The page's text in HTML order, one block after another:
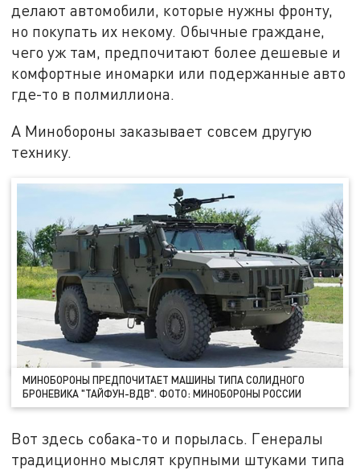
делают автомобили, которые нужны фронту,
но покупать их некому. Обычные граждане,
чего уж там, предпочитают более дешевые и
комфортные иномарки или подержанные авто
где-то в полмиллиона.
А Минобороны заказывает совсем другую
технику.
МИНОБОРОНЫ ПРЕДПОЧИТАЕТ МАШИНЫ ТИПА СОЛИДНОГО
БРОНЕВИКА "ТАЙФУН-ВДВ". ФОТО: МИНОБОРОНЫ РОССИИ
Вот здесь собака-то и порылась. Генералы
традиционно мыслят крупными штуками типа